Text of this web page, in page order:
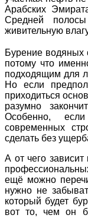
Арабских
Средней
живительную
Бурение водяных
потому что
подходящим для
Но если
приходиться
разумно
Особенно,
современных
сделать без
А от чего
ещё можно
нужно не
который будет
вот то, чем он